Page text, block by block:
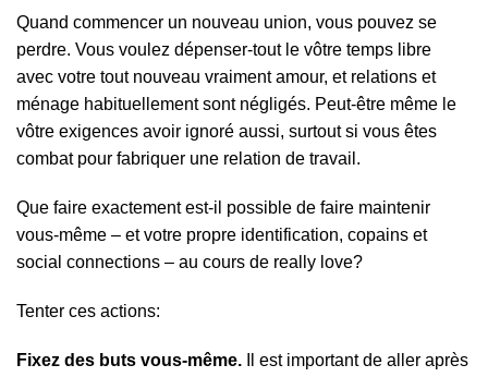
Quand commencer un nouveau union, vous pouvez se
perdre. Vous voulez dépenser-tout le vôtre temps libre
avec votre tout nouveau vraiment amour, et relations et
ménage habituellement sont négligés. Peut-être même le
vôtre exigences avoir ignoré aussi, surtout si vous êtes
combat pour fabriquer une relation de travail.
Que faire exactement est-il possible de faire maintenir
vous-même – et votre propre identification, copains et
social connections – au cours de really love?
Tenter ces actions:
Fixez des buts vous-même.
Il est important de aller après